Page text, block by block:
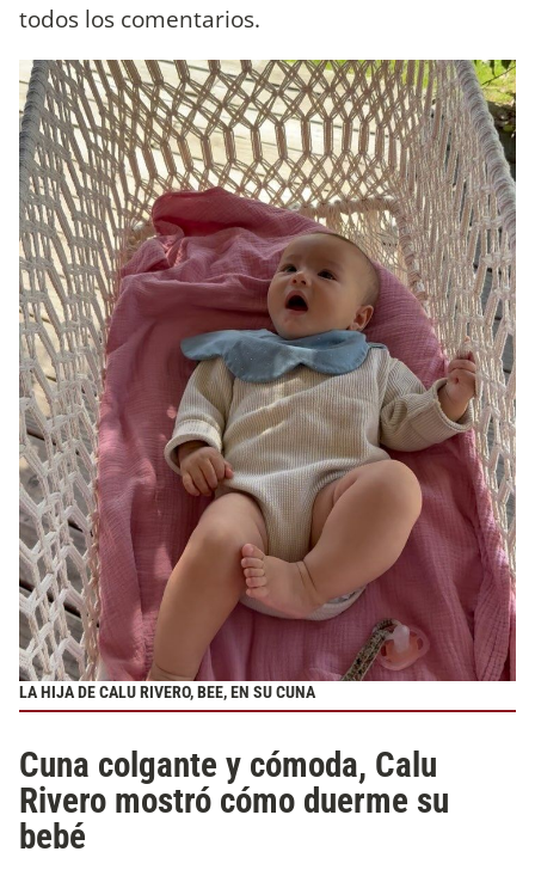
todos los comentarios.
LA HIJA DE CALU RIVERO, BEE, EN SU CUNA
Cuna colgante y cómoda, Calu
Rivero mostró cómo duerme su
bebé